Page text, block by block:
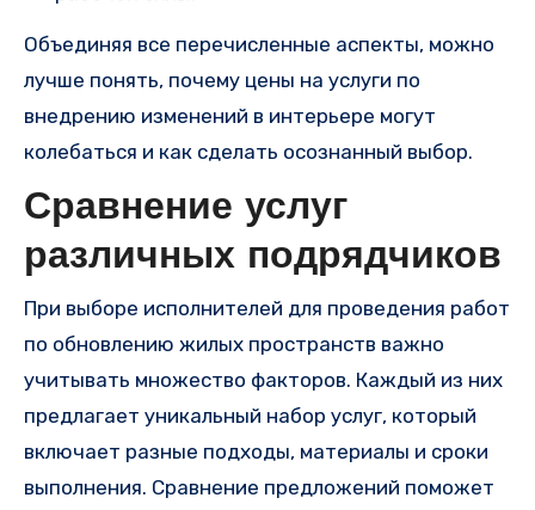
Объединяя все перечисленные аспекты, можно
лучше понять, почему цены на услуги по
внедрению изменений в интерьере могут
колебаться и как сделать осознанный выбор.
Сравнение услуг
различных подрядчиков
При выборе исполнителей для проведения работ
по обновлению жилых пространств важно
учитывать множество факторов. Каждый из них
предлагает уникальный набор услуг, который
включает разные подходы, материалы и сроки
выполнения. Сравнение предложений поможет